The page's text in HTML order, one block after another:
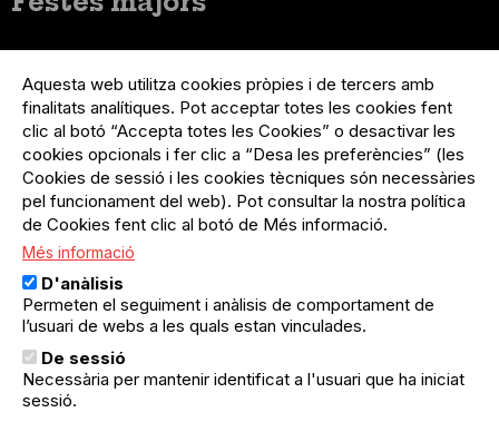
del
compte
d'usuari
Menú
usuari
no
loggat
Registre organització
Menú
Peu
Sobre el projecte
Preguntes freqüents
Contacte
Menú
Legal
Política de privacitat
Avís legal
Política de cookies
El Quèdequè no es fa responsable de les activitats
programades; en són responsables els col·lectius
organitzadors.
Aquesta web utilitza cookies pròpies i de tercers amb
finalitats analítiques. Pot acceptar totes les cookies fent
clic al botó “Accepta totes les Cookies” o desactivar les
cookies opcionals i fer clic a “Desa les preferències” (les
Cookies de sessió i les cookies tècniques són necessàries
pel funcionament del web). Pot consultar la nostra política
de Cookies fent clic al botó de Més informació.
Més informació
D'anàlisis
Permeten el seguiment i anàlisis de comportament de
l’usuari de webs a les quals estan vinculades.
De sessió
Necessària per mantenir identificat a l'usuari que ha iniciat
sessió.